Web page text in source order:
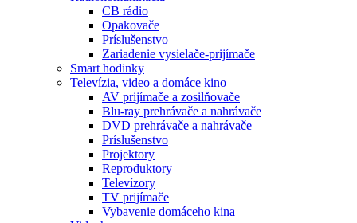
CB rádio
Opakovače
Príslušenstvo
Zariadenie vysielače-prijímače
Smart hodinky
Televízia, video a domáce kino
AV prijímače a zosilňovače
Blu-ray prehrávače a nahrávače
DVD prehrávače a nahrávače
Príslušenstvo
Projektory
Reproduktory
Televízory
TV prijímače
Vybavenie domáceho kina